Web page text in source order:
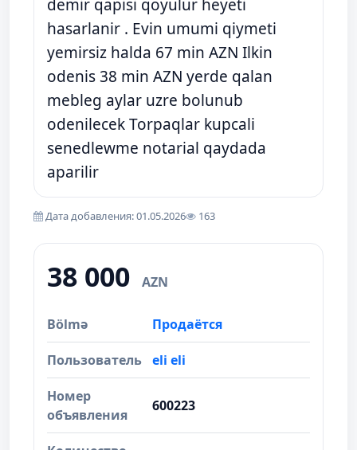
demir qapisi qoyulur heyeti
hasarlanir . Evin umumi qiymeti
yemirsiz halda 67 min AZN Ilkin
odenis 38 min AZN yerde qalan
mebleg aylar uzre bolunub
odenilecek Torpaqlar kupcali
senedlewme notarial qaydada
aparilir
Дата добавления: 01.05.2026 163
38 000 AZN
Bölmə Продаётся
Пользователь eli eli
Номер
объявления
600223